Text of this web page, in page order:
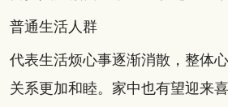
普通生活人群
代表生活烦心事逐渐消散，整体
关系更加和睦。家中也有望迎来